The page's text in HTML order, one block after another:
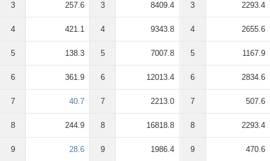
3 257.6
4 421.1
5 138.3
6 361.9
7 40.7
8 244.9
9 28.6
3 8409.4
4 9343.8
5 7007.8
6 12013.4
7 2213.0
8 16818.8
9 1986.4
3 2293.4
4 2655.6
5 1167.9
6 2834.6
7 507.6
8 2293.4
9 470.6